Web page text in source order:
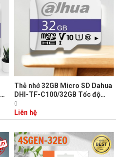
Thẻ nhớ 32GB Micro SD Dahua
DHI-TF-C100/32GB Tốc độ
đọc 95MB/s, Tốc độ ghi
38MB/s
0
Liên hệ